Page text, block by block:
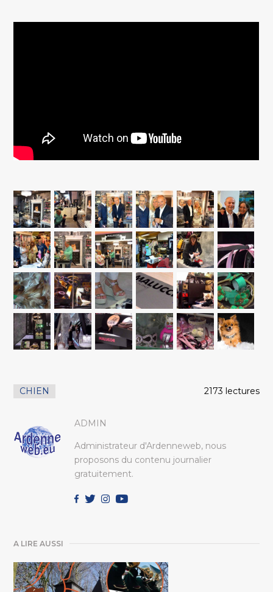
CHIEN 2173 lectures
ADMIN
Administrateur d'Ardenneweb, nous
proposons du contenu journalier
gratuitement.
A LIRE AUSSI